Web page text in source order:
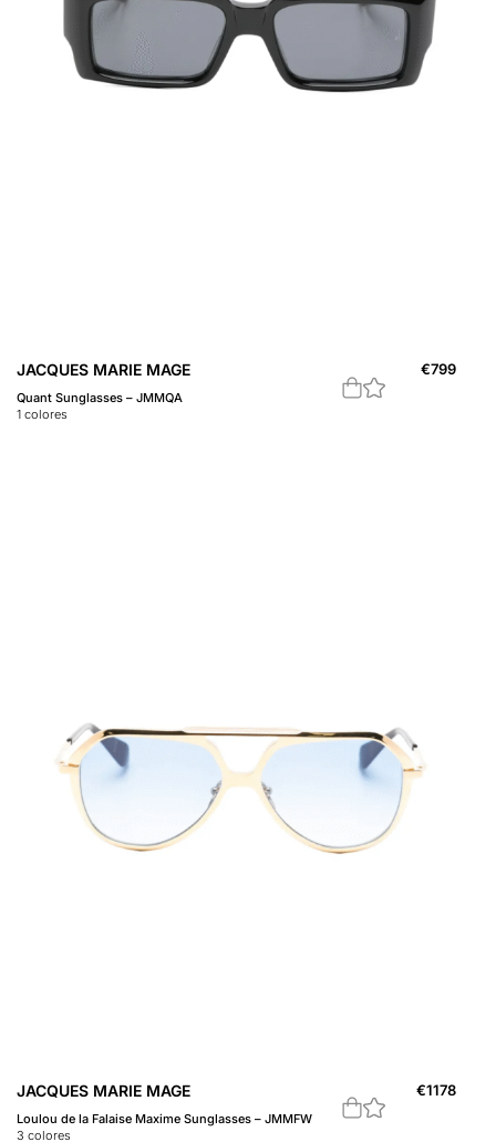
JACQUES MARIE MAGE
Quant Sunglasses – JMMQA
1 colores
€799
JACQUES MARIE MAGE
Loulou de la Falaise Maxime Sunglasses – JMMFW
3 colores
€1178